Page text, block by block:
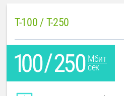
T-100 / T-250
Мбит
сек